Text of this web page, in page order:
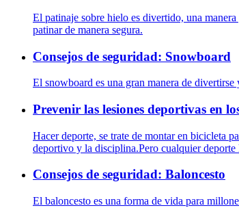
El patinaje sobre hielo es divertido, una
patinar de manera segura.
Consejos de seguridad: Snowboard
El snowboard es una gran manera de
Prevenir las lesiones deportivas en
Hacer deporte, se trate de montar en bicicleta
deportivo y la disciplina.Pero cualquier
Consejos de seguridad: Baloncesto
El baloncesto es una forma de vida para